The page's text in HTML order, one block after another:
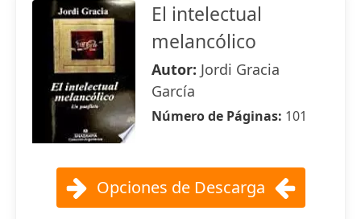
El intelectual
melancólico
Autor: Jordi Gracia
García
Número de Páginas: 101
Opciones de Descarga